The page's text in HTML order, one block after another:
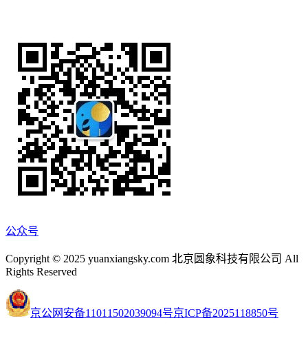
公众号
Copyright © 2025 yuanxiangsky.com 北京圆象科技有限公司 All
Rights Reserved
京公网安备11011502039094号京ICP备2025118850号